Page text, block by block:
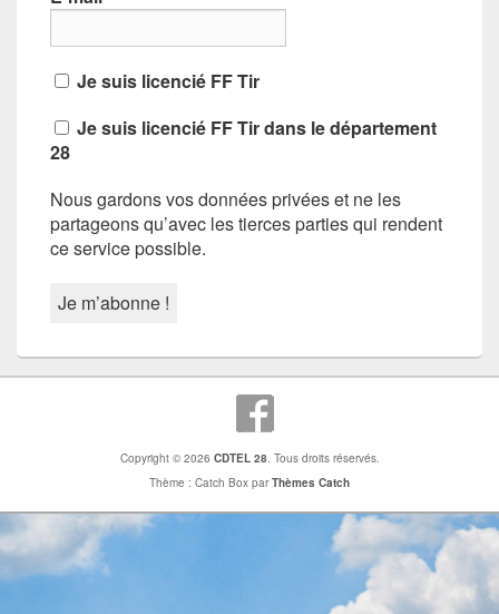
Je suis licencié FF Tir
Je suis licencié FF Tir dans le département
28
Nous gardons vos données privées et ne les
partageons qu’avec les tierces parties qui rendent
ce service possible.
Copyright © 2026 CDTEL 28. Tous droits réservés.
Thème : Catch Box parThèmes Catch